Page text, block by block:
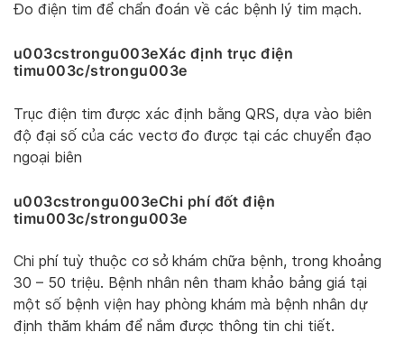
Đo điện tim để chẩn đoán về các bệnh lý tim mạch.
u003cstrongu003eXác định trục điện
timu003c/strongu003e
Trục điện tim được xác định bằng QRS, dựa vào biên
độ đại số của các vectơ đo được tại các chuyển đạo
ngoại biên
u003cstrongu003eChi phí đốt điện
timu003c/strongu003e
Chi phí tuỳ thuộc cơ sở khám chữa bệnh, trong khoảng
30 – 50 triệu. Bệnh nhân nên tham khảo bảng giá tại
một số bệnh viện hay phòng khám mà bệnh nhân dự
định thăm khám để nắm được thông tin chi tiết.